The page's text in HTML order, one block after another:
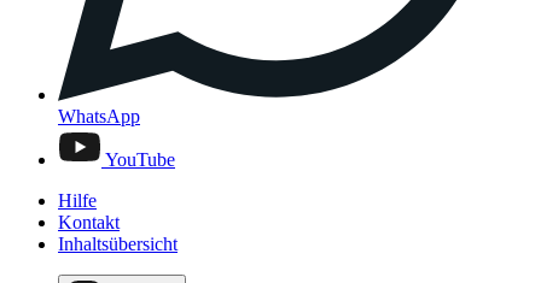
WhatsApp
YouTube
Hilfe
Kontakt
Inhaltsübersicht